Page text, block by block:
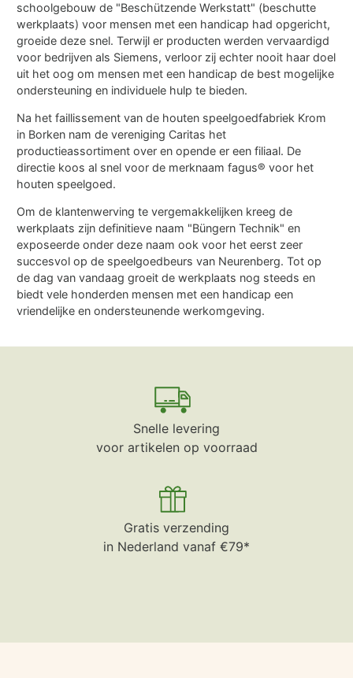
schoolgebouw de "Beschützende Werkstatt" (beschutte
werkplaats) voor mensen met een handicap had opgericht,
groeide deze snel. Terwijl er producten werden vervaardigd
voor bedrijven als Siemens, verloor zij echter nooit haar doel
uit het oog om mensen met een handicap de best mogelijke
ondersteuning en individuele hulp te bieden.
Na het faillissement van de houten speelgoedfabriek Krom
in Borken nam de vereniging Caritas het
productieassortiment over en opende er een filiaal. De
directie koos al snel voor de merknaam fagus® voor het
houten speelgoed.
Om de klantenwerving te vergemakkelijken kreeg de
werkplaats zijn definitieve naam "Büngern Technik" en
exposeerde onder deze naam ook voor het eerst zeer
succesvol op de speelgoedbeurs van Neurenberg. Tot op
de dag van vandaag groeit de werkplaats nog steeds en
biedt vele honderden mensen met een handicap een
vriendelijke en ondersteunende werkomgeving.
Snelle levering
voor artikelen op voorraad
Gratis verzending
in Nederland vanaf €79*